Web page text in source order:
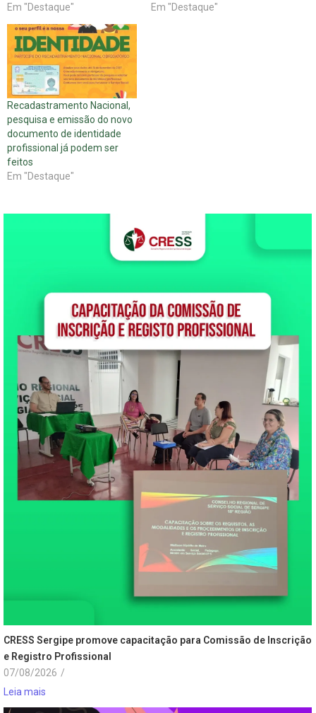
Em "Destaque"
Em "Destaque"
Recadastramento Nacional,
pesquisa e emissão do novo
documento de identidade
profissional já podem ser
feitos
Em "Destaque"
CRESS Sergipe promove capacitação para Comissão de Inscrição
e Registro Profissional
07/08/2026 /
Leia mais